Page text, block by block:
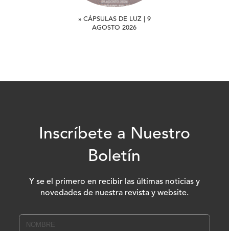
» CÁPSULAS DE LUZ | 9
AGOSTO 2026
Inscríbete a Nuestro
Boletín
Y se el primero en recibir las últimas noticias y
novedades de nuestra revista y website.